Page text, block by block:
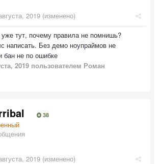
2019 (изменено)
тут, почему правила не помнишь?
написать. Без демо ноупраймов не
бан не по ошибке
2019 пользователем Роман
38
2019 (изменено)